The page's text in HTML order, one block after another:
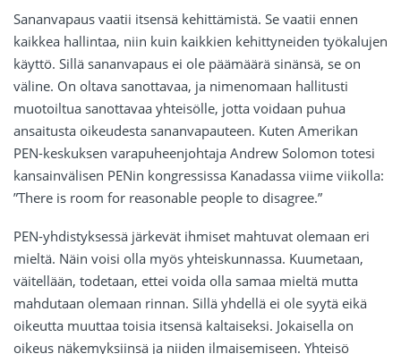
Sananvapaus vaatii itsensä kehittämistä. Se vaatii ennen
kaikkea hallintaa, niin kuin kaikkien kehittyneiden työkalujen
käyttö. Sillä sananvapaus ei ole päämäärä sinänsä, se on
väline. On oltava sanottavaa, ja nimenomaan hallitusti
muotoiltua sanottavaa yhteisölle, jotta voidaan puhua
ansaitusta oikeudesta sananvapauteen. Kuten Amerikan
PEN-keskuksen varapuheenjohtaja Andrew Solomon totesi
kansainvälisen PENin kongressissa Kanadassa viime viikolla:
”There is room for reasonable people to disagree.”
PEN-yhdistyksessä järkevät ihmiset mahtuvat olemaan eri
mieltä. Näin voisi olla myös yhteiskunnassa. Kuumetaan,
väitellään, todetaan, ettei voida olla samaa mieltä mutta
mahdutaan olemaan rinnan. Sillä yhdellä ei ole syytä eikä
oikeutta muuttaa toisia itsensä kaltaiseksi. Jokaisella on
oikeus näkemyksiinsä ja niiden ilmaisemiseen. Yhteisö